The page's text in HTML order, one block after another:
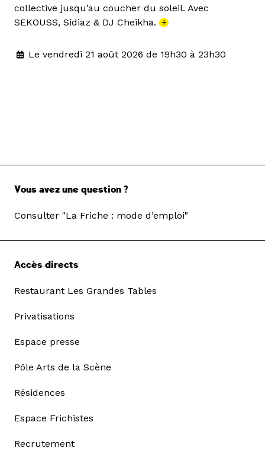
collective jusqu’au coucher du soleil. Avec
SEKOUSS, Sidiaz & DJ Cheikha. +
Le vendredi 21 août 2026 de 19h30 à 23h30
Vous avez une question ?
Consulter "La Friche : mode d’emploi"
Accès directs
Restaurant Les Grandes Tables
Privatisations
Espace presse
Pôle Arts de la Scène
Résidences
Espace Frichistes
Recrutement